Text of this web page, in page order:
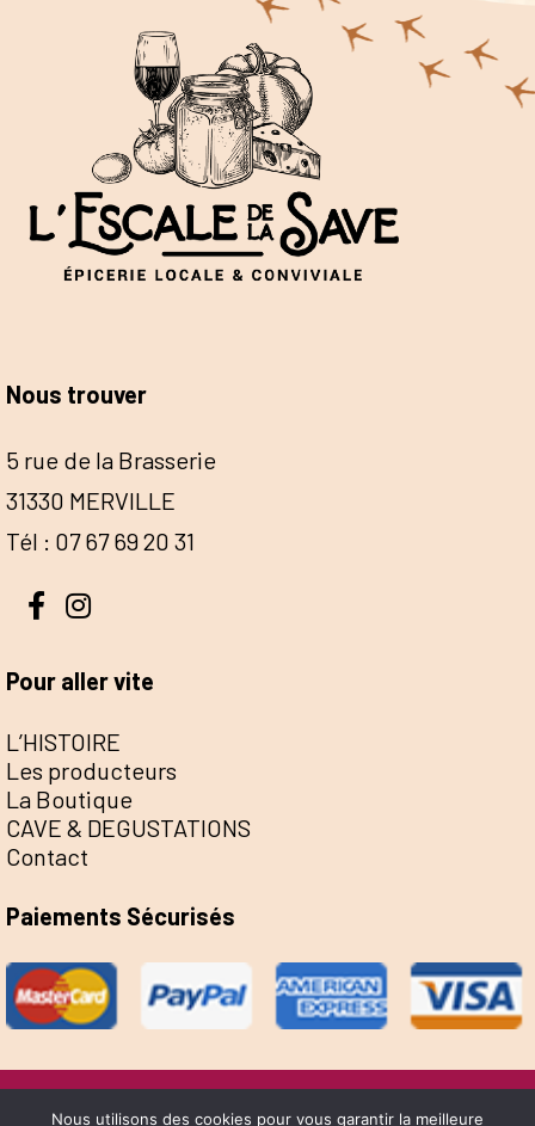
Nous trouver
5 rue de la Brasserie
31330 MERVILLE
Tél : 07 67 69 20 31
Pour aller vite
L’HISTOIRE
Les producteurs
La Boutique
CAVE & DEGUSTATIONS
Contact
Paiements Sécurisés
@Escale de la Save 2022 - Réalisation Sophie
Nous utilisons des cookies pour vous garantir la meilleure